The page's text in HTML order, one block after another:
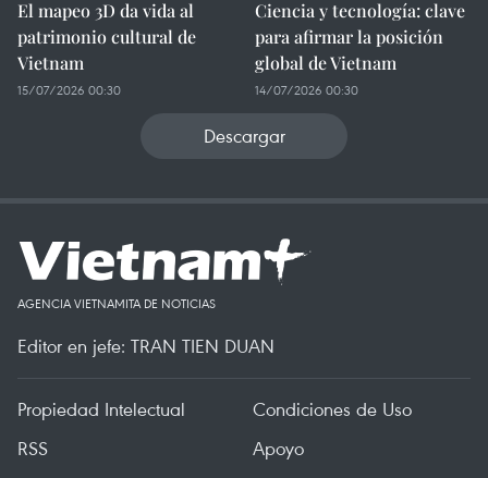
El mapeo 3D da vida al
patrimonio cultural de
Vietnam
15/07/2026 00:30
Ciencia y tecnología: clave
para afirmar la posición
global de Vietnam
14/07/2026 00:30
Descargar
AGENCIA VIETNAMITA DE NOTICIAS
Editor en jefe: TRAN TIEN DUAN
Propiedad Intelectual
Condiciones de Uso
RSS
Apoyo